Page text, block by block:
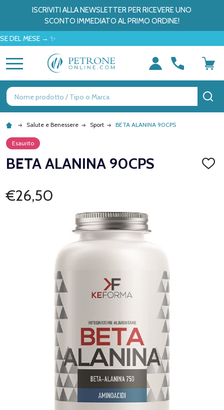
ISCRIVITI ALLA NEWSLETTER PER RICEVERE UNO
SCONTO IMMEDIATO AL PRIMO ORDINE!
MESE → ✨
Ricerca
Salute e Benessere Sport BETA ALANINA 90CPS
Esaurito
BETA ALANINA 90CPS
€26,50